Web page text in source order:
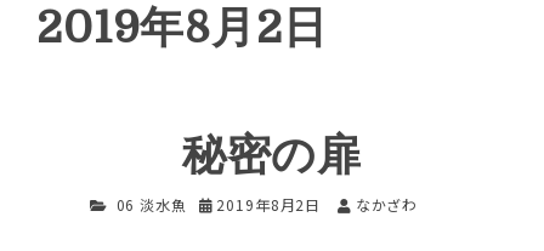
2019年8月2日
秘密の扉
06 淡水魚 2019年8月2日 なかざわ